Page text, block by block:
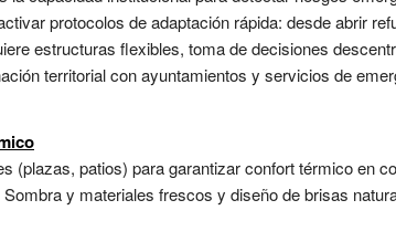
protocolos de adaptación rápida: desde abrir
estructuras flexibles, toma de decisiones
territorial con ayuntamientos y servicios de
(plazas, patios) para garantizar confort térmico en
y materiales frescos y diseño de brisas